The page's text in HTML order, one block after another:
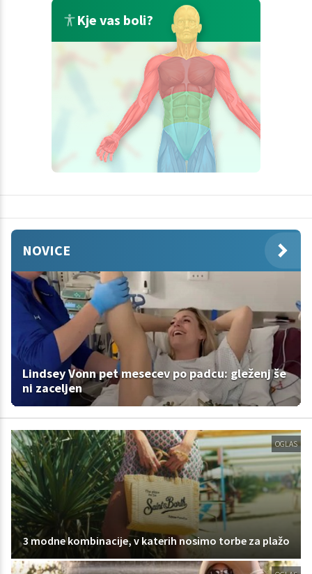
Kje vas boli?
NOVICE
Lindsey Vonn pet mesecev po padcu: gleženj še
ni zaceljen
OGLAS
3 modne kombinacije, v katerih nosimo torbe za plažo